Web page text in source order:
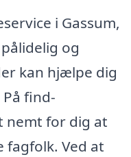
i Gassum,
og
kan hjælpe dig
find-
nemt for dig at
fagfolk. Ved at